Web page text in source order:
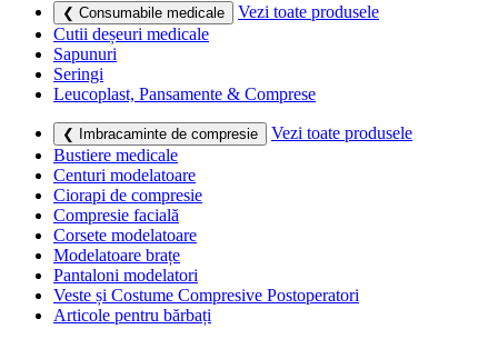
❮ Consumabile medicale
Vezi toate produsele
Cutii deșeuri medicale
Sapunuri
Seringi
Leucoplast, Pansamente & Comprese
❮ Imbracaminte de compresie
Vezi toate produsele
Bustiere medicale
Centuri modelatoare
Ciorapi de compresie
Compresie facială
Corsete modelatoare
Modelatoare brațe
Pantaloni modelatori
Veste și Costume Compresive Postoperatori
Articole pentru bărbați